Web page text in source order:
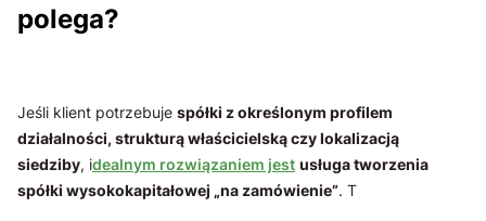
polega?
Jeśli klient potrzebuje spółki z określonym profilem
działalności, strukturą właścicielską czy lokalizacją
siedziby, idealnym rozwiązaniem jest usługa tworzenia
spółki wysokokapitałowej „na zamówienie”. T